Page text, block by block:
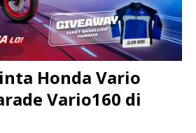
Honda Vario
Vario160 di